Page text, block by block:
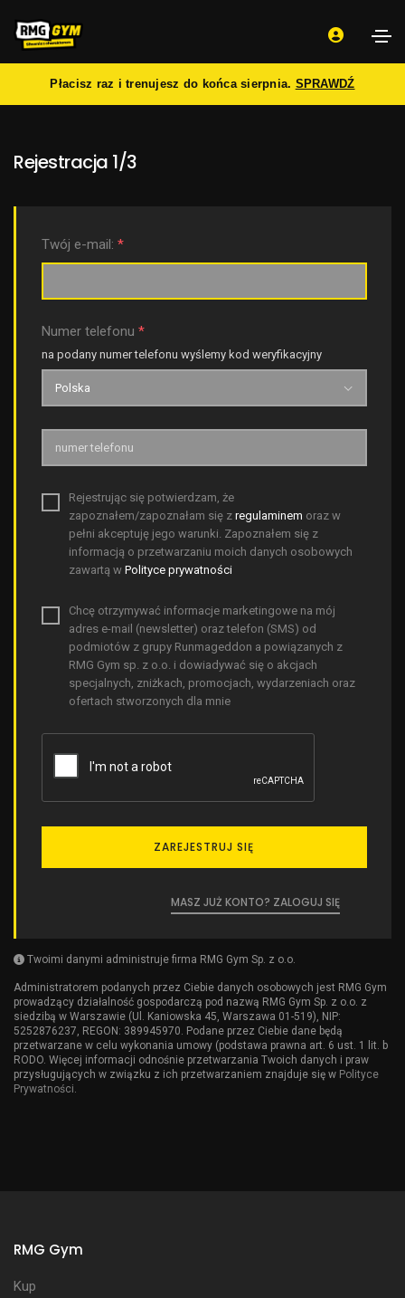
Płacisz raz i trenujesz do końca sierpnia. SPRAWDŹ
Rejestracja 1/3
Twój e-mail: *
Numer telefonu *
na podany numer telefonu wyślemy kod weryfikacyjny
Rejestrując się potwierdzam, że
zapoznałem/zapoznałam się z regulaminem oraz w
pełni akceptuję jego warunki. Zapoznałem się z
informacją o przetwarzaniu moich danych osobowych
zawartą w Polityce prywatności
Chcę otrzymywać informacje marketingowe na mój
adres e-mail (newsletter) oraz telefon (SMS) od
podmiotów z grupy Runmageddon a powiązanych z
RMG Gym sp. z o.o. i dowiadywać się o akcjach
specjalnych, zniżkach, promocjach, wydarzeniach oraz
ofertach stworzonych dla mnie
ZAREJESTRUJ SIĘ
MASZ JUŻ KONTO? ZALOGUJ SIĘ
Twoimi danymi administruje firma RMG Gym Sp. z o.o.
Administratorem podanych przez Ciebie danych osobowych jest RMG Gym
prowadzący działalność gospodarczą pod nazwą RMG Gym Sp. z o.o. z
siedzibą w Warszawie (Ul. Kaniowska 45, Warszawa 01-519), NIP:
5252876237, REGON: 389945970. Podane przez Ciebie dane będą
przetwarzane w celu wykonania umowy (podstawa prawna art. 6 ust. 1 lit. b
RODO. Więcej informacji odnośnie przetwarzania Twoich danych i praw
przysługujących w związku z ich przetwarzaniem znajduje się w Polityce
Prywatności.
RMG Gym
Kup